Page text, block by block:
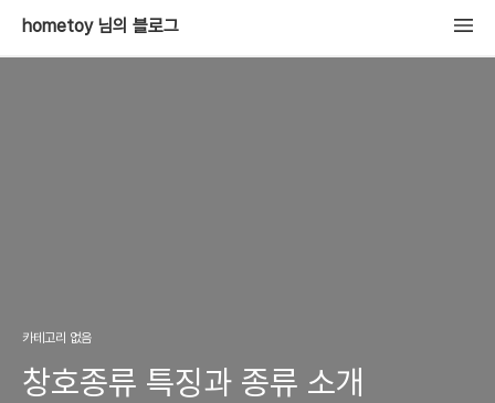
hometoy 님의 블로그
카테고리 없음
창호종류 특징과 종류 소개